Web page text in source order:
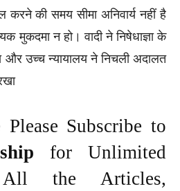
करने की समय सीमा अनिवार्य नहीं है
मुकदमा न हो। वादी ने निषेधाज्ञा के
और उच्च न्यायालय ने निचली अदालत
Subscribe to
for Unlimited
the Articles,